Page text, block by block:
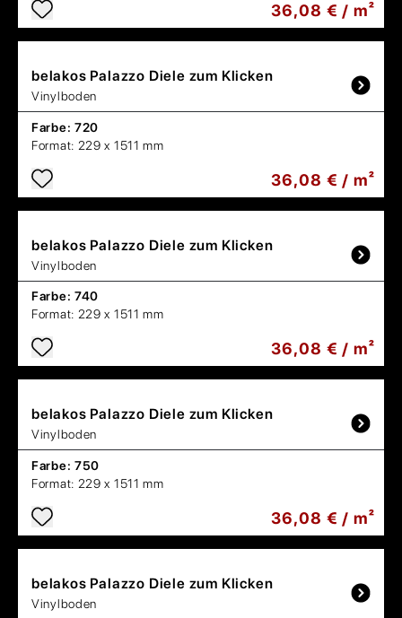
36,08 € / m²
belakos Palazzo Diele zum Klicken
Vinylboden
Farbe: 720
Format: 229 x 1511 mm
36,08 € / m²
belakos Palazzo Diele zum Klicken
Vinylboden
Farbe: 740
Format: 229 x 1511 mm
36,08 € / m²
belakos Palazzo Diele zum Klicken
Vinylboden
Farbe: 750
Format: 229 x 1511 mm
36,08 € / m²
belakos Palazzo Diele zum Klicken
Vinylboden